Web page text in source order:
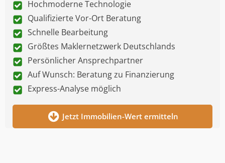
Hochmoderne Technologie
Qualifizierte Vor-Ort Beratung
Schnelle Bearbeitung
Größtes Maklernetzwerk Deutschlands
Persönlicher Ansprechpartner
Auf Wunsch: Beratung zu Finanzierung
Express-Analyse möglich
Jetzt Immobilien-Wert ermitteln